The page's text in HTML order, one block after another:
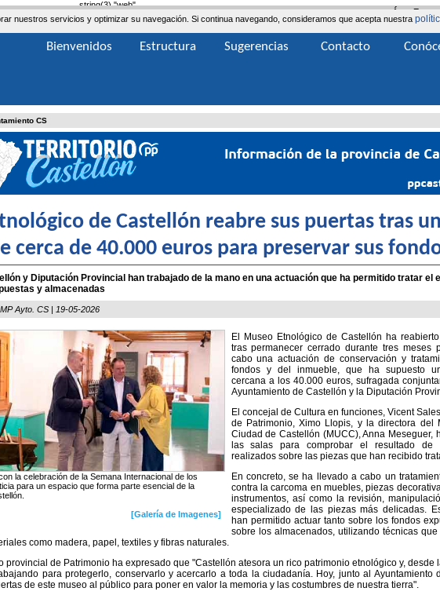
string(3) "web"
nuestros servicios y optimizar su navegación. Si continua navegando, consideramos que acepta nuestra
CS
de Castellón reabre sus puertas tras
cerca de 40.000 euros para preservar sus
y Diputación Provincial han trabajado de la mano en una actuación que ha permitido tratar el
y almacenadas
Ayto. CS | 19-05-2026
la celebración de la Semana Internacional de los
para un espacio que forma parte esencial de la
[Galería de Imagenes]
El Museo Etnológico de Castellón ha
tras permanecer cerrado durante tres meses
cabo una actuación de conservación y
fondos y del inmueble, que ha supuesto
cercana a los 40.000 euros, sufragada
Ayuntamiento de Castellón y la Diputación
El concejal de Cultura en funciones, Vicent
de Patrimonio, Ximo Llopis, y la directora del
Ciudad de Castellón (MUCC), Anna Meseguer,
las salas para comprobar el resultado de
realizados sobre las piezas que han recibido
En concreto, se ha llevado a cabo un
contra la carcoma en muebles, piezas
instrumentos, así como la revisión,
especializado de las piezas más delicadas.
han permitido actuar tanto sobre los fondos
sobre los almacenados, utilizando técnicas
como madera, papel, textiles y fibras naturales.
provincial de Patrimonio ha expresado que "Castellón atesora un rico patrimonio etnológico y, desde
para protegerlo, conservarlo y acercarlo a toda la ciudadanía. Hoy, junto al Ayuntamiento
de este museo al público para poner en valor la memoria y las costumbres de nuestra tierra".
Área
Bienvenidos Estructura Sugerencias Contacto